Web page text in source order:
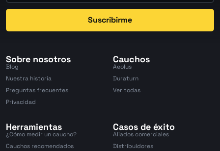
Suscribirme
Sobre nosotros
Blog
Nuestra historia
Preguntas frecuentes
Privacidad
Cauchos
Aeolus
Duraturn
Ver todas
Herramientas
¿Cómo medir un caucho?
Cauchos recomendados
Casos de éxito
Aliados comerciales
Distribuidores